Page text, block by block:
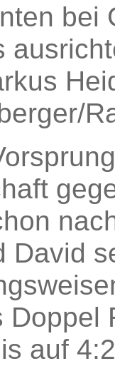
bei
David
Doppel
auf